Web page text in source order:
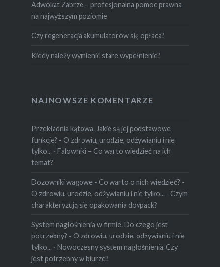
Adwokat Zabrze – profesjonalna pomoc prawna
na najwyższym poziomie
Czy regeneracja akumulatorów się opłaca?
Kiedy należy wymienić stare wypełnienie?
NAJNOWSZE KOMENTARZE
Przekładnia kątowa. Jakie są jej podstawowe
funkcje? - O zdrowiu, urodzie, odżywianiu i nie
tylko... - Falowniki – Co warto wiedzieć na ich
temat?
Dozowniki wagowe - Co warto o nich wiedzieć? -
O zdrowiu, urodzie, odżywianiu i nie tylko... - Czym
charakteryzują się opakowania doypack?
System nagłośnienia w firmie. Do czego jest
potrzebny? - O zdrowiu, urodzie, odżywianiu i nie
tylko... - Nowoczesny system nagłośnienia. Czy
jest potrzebny w biurze?